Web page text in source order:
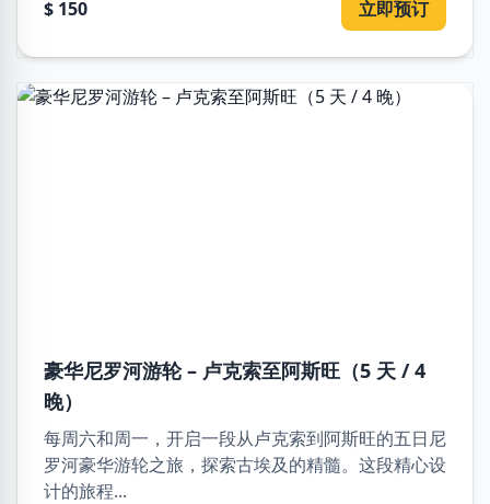
$ 150 立即预订
豪华尼罗河游轮 – 卢克索至阿斯旺（5 天 / 4
晚）
每周六和周一，开启一段从卢克索到阿斯旺的五日尼
罗河豪华游轮之旅，探索古埃及的精髓。这段精心设
计的旅程...